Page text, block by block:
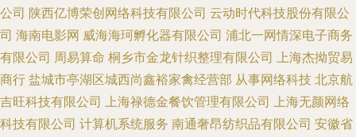
公司 陕西亿博荣创网络科技有限公司 云动时代科技股份有限公
司 海南电影网 威海海珂孵化器有限公司 浦北一网情深电子商务
有限公司 周易算命 桐乡市金龙针织整理有限公司 上海杰拗贸易
商行 盐城市亭湖区城西尚鑫裕家禽经营部 从事网络科技 北京航
吉旺科技有限公司 上海禄德金餐饮管理有限公司 上海无颜网络
科技有限公司 计算机系统服务 南通奢昂纺织品有限公司 安徽省